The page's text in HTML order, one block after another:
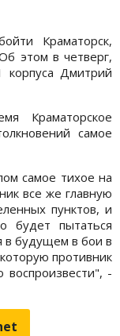
Краматорск,
этом в четверг,
корпуса Дмитрий
Краматорское
самое
самое тихое на
все же главную
пунктов, и
будет пытаться
в будущем в бои в
противник
-